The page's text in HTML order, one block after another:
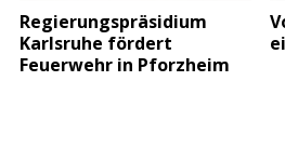
Regierungspräsidium
Karlsruhe fördert
Feuerwehr in Pforzheim